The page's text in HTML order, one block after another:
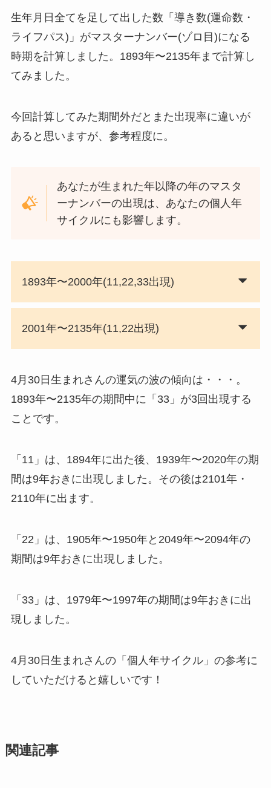
生年月日全てを足して出した数「導き数(運命数・
ライフパス)」がマスターナンバー(ゾロ目)になる
時期を計算しました。1893年〜2135年まで計算し
てみました。
今回計算してみた期間外だとまた出現率に違いが
あると思いますが、参考程度に。
あなたが生まれた年以降の年のマスタ
ーナンバーの出現は、あなたの個人年
サイクルにも影響します。
1893年〜2000年(11,22,33出現)
2001年〜2135年(11,22出現)
4月30日生まれさんの運気の波の傾向は・・・。
1893年〜2135年の期間中に「33」が3回出現する
ことです。
「11」は、1894年に出た後、1939年〜2020年の期
間は9年おきに出現しました。その後は2101年・
2110年に出ます。
「22」は、1905年〜1950年と2049年〜2094年の
期間は9年おきに出現しました。
「33」は、1979年〜1997年の期間は9年おきに出
現しました。
4月30日生まれさんの「個人年サイクル」の参考に
していただけると嬉しいです！
関連記事